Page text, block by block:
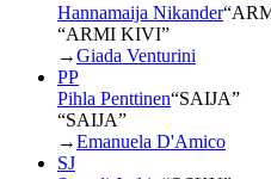
Hannamaija Nikander“
“ARMI KIVI”
→Giada Venturini
PP
Pihla Penttinen“SAIJA”
“SAIJA”
→Emanuela D'Amico
SJ